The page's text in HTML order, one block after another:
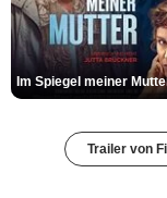
Trailer von